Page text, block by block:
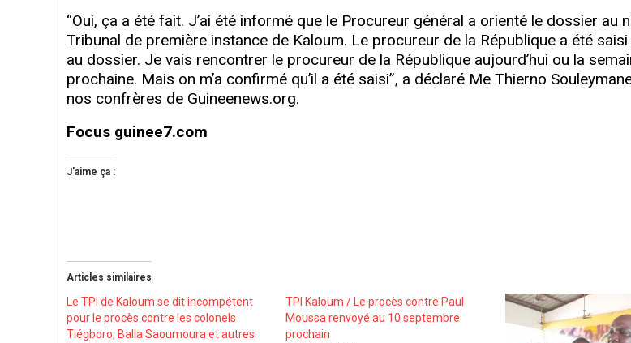
“Oui, ça a été fait. J’ai été informé que le Procureur général a orienté le dossier au
Tribunal de première instance de Kaloum. Le procureur de la République a été
au dossier. Je vais rencontrer le procureur de la République aujourd’hui ou la
prochaine. Mais on m’a confirmé qu’il a été saisi”, a déclaré Me Thierno
nos confrères de Guineenews.org.
Focus guinee7.com
J’aime ça :
Articles similaires
Le TPI de Kaloum se dit incompétent
pour le procès contre les colonels
Tiégboro, Balla Saoumoura et autres
TPI Kaloum / Le procès contre Paul
Moussa renvoyé au 10 septembre
prochain